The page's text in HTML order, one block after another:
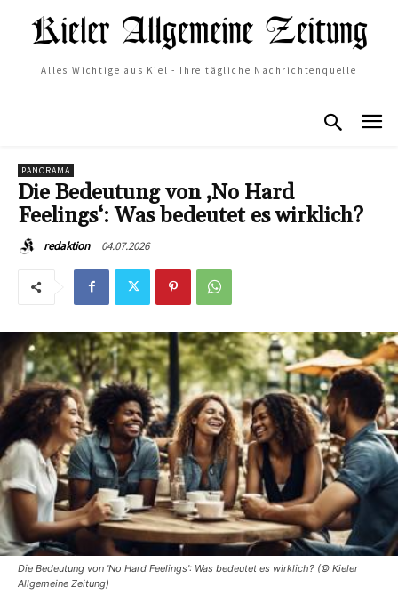
Alles Wichtige aus Kiel - Ihre tägliche Nachrichtenquelle
PANORAMA
Die Bedeutung von ‚No Hard
Feelings‘: Was bedeutet es wirklich?
redaktion 04.07.2026
Die Bedeutung von 'No Hard Feelings': Was bedeutet es wirklich? (© Kieler
Allgemeine Zeitung)